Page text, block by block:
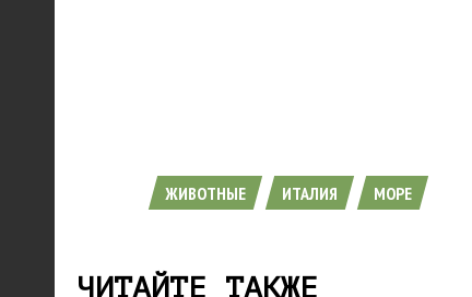
ЖИВОТНЫЕ ИТАЛИЯ МОРЕ
ЧИТАЙТЕ ТАКЖЕ